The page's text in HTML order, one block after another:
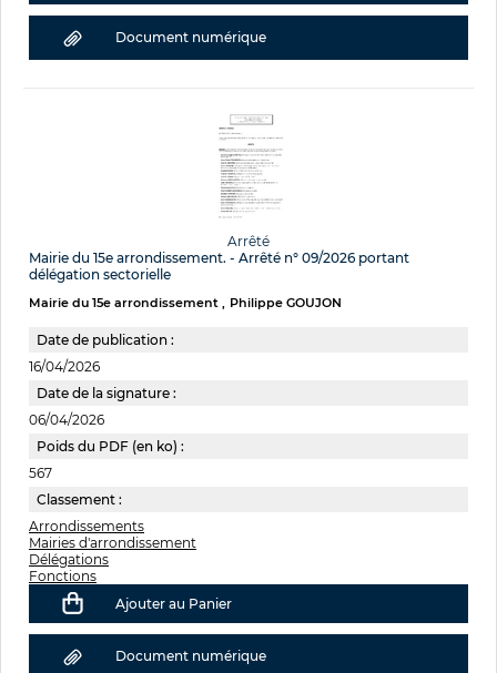
Document numérique
Arrêté
Mairie du 15e arrondissement. - Arrêté n° 09/2026 portant
délégation sectorielle
Mairie du 15e arrondissement Philippe GOUJON
Date de publication :
16/04/2026
Date de la signature :
06/04/2026
Poids du PDF (en ko) :
567
Classement :
Arrondissements
Mairies d'arrondissement
Délégations
Fonctions
Ajouter au Panier
Document numérique